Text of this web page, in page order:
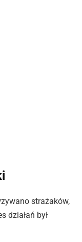
strażaków,
działań był